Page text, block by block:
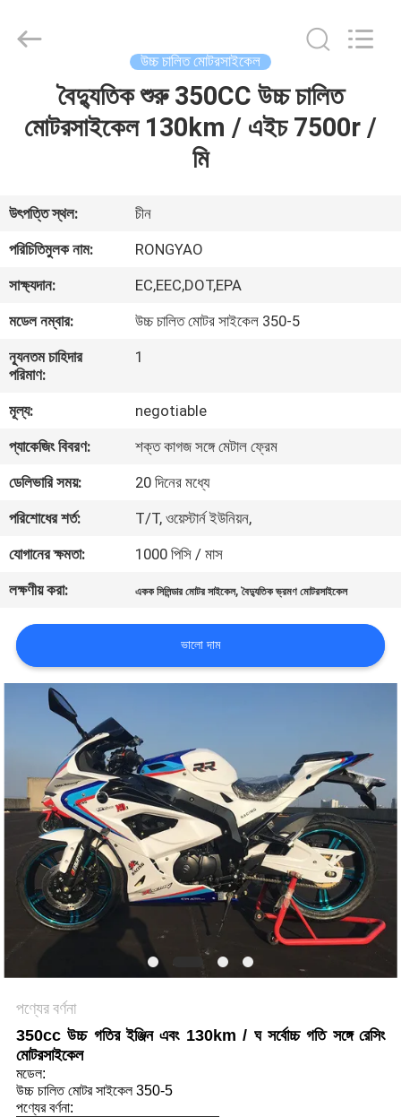
আমাদের
সম্পর্কে
কারখানা
ভ্রমণ
নিয়ন্ত্রণ
যোগাযোগ
করুন
উদ্ধৃতির
জন্য
আবেদন
সাইট
গোপনীয়তা
নীতি
Vehicle
Co.,Ltd.
উচ্চ চালিত মোটরসাইকেল
বৈদ্যুতিক শুরু 350CC উচ্চ চালিত
মোটরসাইকেল 130km / এইচ 7500r /
মি
উৎপত্তি স্থল:
চীন
পরিচিতিমুলক নাম:
RONGYAO
সাক্ষ্যদান:
EC,EEC,DOT,EPA
মডেল নম্বার:
উচ্চ চালিত মোটর সাইকেল 350-5
ন্যূনতম চাহিদার
পরিমাণ:
1
মূল্য:
negotiable
প্যাকেজিং বিবরণ:
শক্ত কাগজ সঙ্গে মেটাল ফ্রেম
ডেলিভারি সময়:
20 দিনের মধ্যে
পরিশোধের শর্ত:
T/T, ওয়েস্টার্ন ইউনিয়ন,
যোগানের ক্ষমতা:
1000 পিসি / মাস
লক্ষণীয় করা:
একক সিলিন্ডার মোটর সাইকেল,বৈদ্যুতিক ভ্রমণ মোটরসাইকেল
ভালো দাম
পণ্যের বর্ণনা
350cc উচ্চ গতির ইঞ্জিন এবং 130km / ঘ সর্বোচ্চ গতি সঙ্গে রেসিং
মোটরসাইকেল
মডেল:
উচ্চ চালিত মোটর সাইকেল 350-5
পণ্যের বর্ণনা: